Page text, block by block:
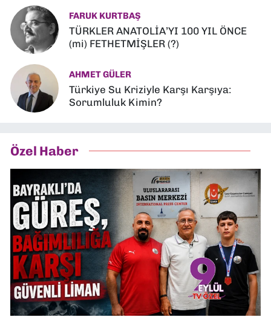
FARUK KURTBAŞ
TÜRKLER ANATOLİA’YI 100 YIL ÖNCE
(mi) FETHETMİŞLER (?)
AHMET GÜLER
Türkiye Su Kriziyle Karşı Karşıya:
Sorumluluk Kimin?
Özel Haber